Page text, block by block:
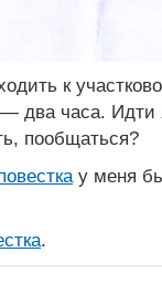
к
два часа. Идти
пообщаться?
у меня
.